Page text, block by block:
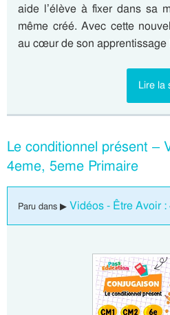
aide l’élève à fixer dans sa
même créé. Avec cette
au cœur de son
Lire la
Le conditionnel présent –
4eme, 5eme Primaire
Paru dans ▶ Vidéos - Être Avoir